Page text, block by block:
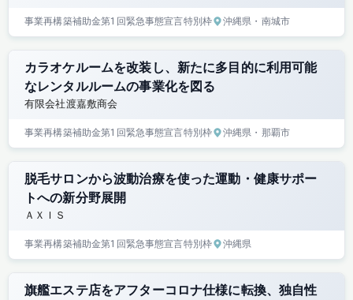
事業再構築補助金第1回緊急事態宣言特別枠 沖縄県 ・南城市
カラオケルームを改装し、新たに多目的に利用可能
なレンタルルームの事業化を図る
有限会社渡嘉敷商会
事業再構築補助金第1回緊急事態宣言特別枠 沖縄県 ・那覇市
脱毛サロンから波動治療を使った運動・健康サポー
トへの新分野展開
ＡＸＩＳ
事業再構築補助金第1回緊急事態宣言特別枠 沖縄県
旗艦エステ店をアフターコロナ仕様に転換、独自性